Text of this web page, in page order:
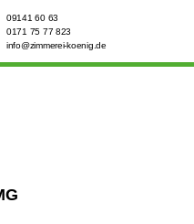
09141 60 63
0171 75 77 823
info@zimmerei-koenig.de